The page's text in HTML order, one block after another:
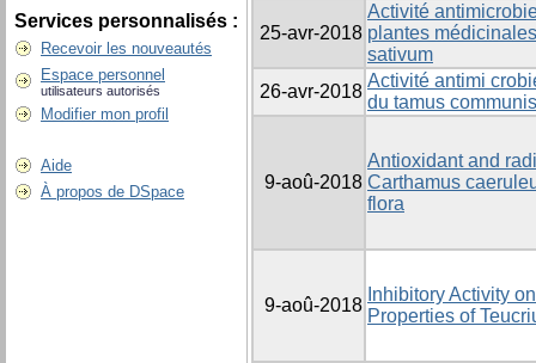
Services personnalisés :
Recevoir les nouveautés
Espace personnel
utilisateurs autorisés
Modifier mon profil
Aide
À propos de DSpace
25-avr-2018
Activité
plantes
sativum
26-avr-2018
Activité antimi
du tamus
9-aoû-2018
Antioxidant and
Carthamus
flora
9-aoû-2018
Inhibitory Activity
Properties of